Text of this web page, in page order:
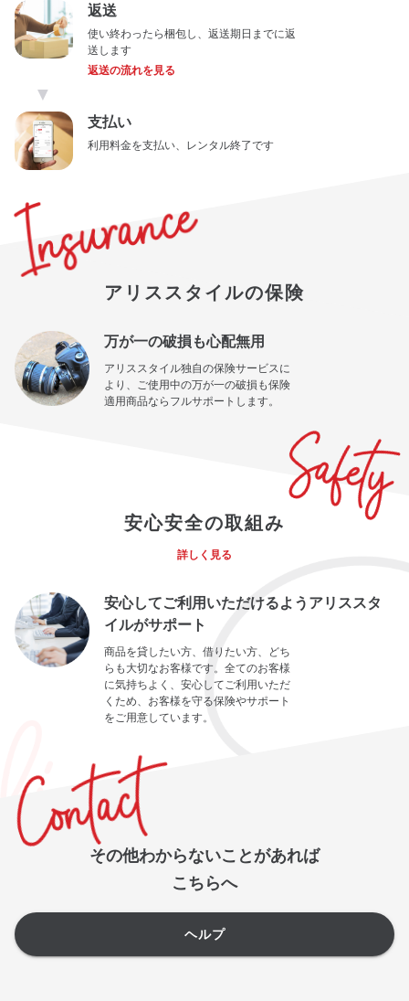
返送
使い終わったら梱包し、返送期日までに返
送します
返送の流れを見る
▼
支払い
利用料金を支払い、レンタル終了です
アリススタイルの保険
万が一の破損も心配無用
アリススタイル独自の保険サービスに
より、ご使用中の万が一の破損も保険
適用商品ならフルサポートします。
安心安全の取組み
詳しく見る
安心してご利用いただけるようアリススタ
イルがサポート
商品を貸したい方、借りたい方、どち
らも大切なお客様です。全てのお客様
に気持ちよく、安心してご利用いただ
くため、お客様を守る保険やサポート
をご用意しています。
その他わからないことがあれば
こちらへ
ヘルプ